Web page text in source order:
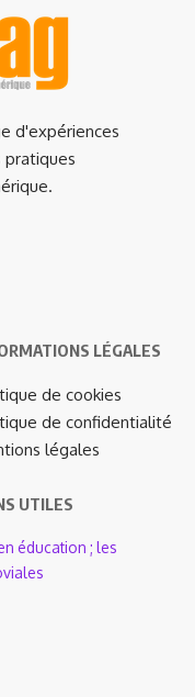
d'expériences
pratiques
LÉGALES
de cookies
de confidentialité
légales
UTILES
éducation ; les